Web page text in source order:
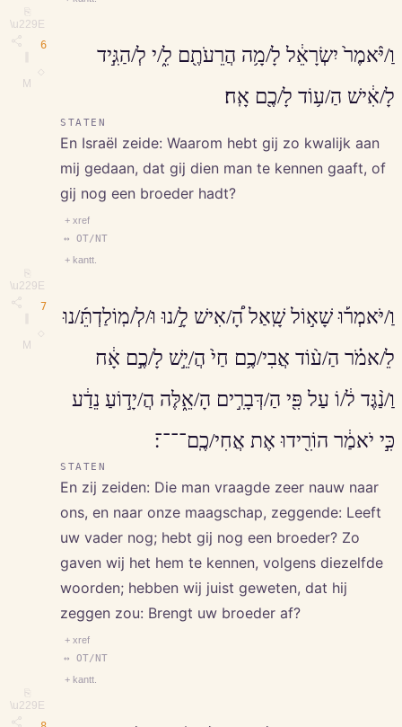
⎘
\u229E
M
6
⎘
\u229E
M
וַ/יֹּ֨אמֶר֙ יִשְׂרָאֵ֔ל לָ/מָ֥ה הֲרֵעֹתֶ֖ם לִ֑/י לְ/הַגִּ֣יד
לָ/אִ֔ישׁ הַ/ע֥וֹד לָ/כֶ֖ם אָֽח׃
STATEN
En Israël zeide: Waarom hebt gij zo kwalijk aan
mij gedaan, dat gij dien man te kennen gaaft, of
gij nog een broeder hadt?
+ xref
↔ OT/NT
+ kantt.
7
⎘
\u229E
וַ/יֹּאמְר֡וּ שָׁא֣וֹל שָֽׁאַל הָ֠/אִישׁ לָ֣/נוּ וּ/לְ/מֽוֹלַדְתֵּ֜/נוּ
לֵ/אמֹ֗ר הַ/ע֨וֹד אֲבִי/כֶ֥ם חַי֙ הֲ/יֵ֣שׁ לָ/כֶ֣ם אָ֔ח
וַ/נַ֨גֶּד ל֔/וֹ עַל פִּ֖י הַ/דְּבָרִ֣ים הָ/אֵ֑לֶּה הֲ/יָד֣וֹעַ נֵדַ֔ע
כִּ֣י יֹאמַ֔ר הוֹרִ֖ידוּ אֶת אֲחִי/כֶֽם־־־־׃
STATEN
En zij zeiden: Die man vraagde zeer nauw naar
ons, en naar onze maagschap, zeggende: Leeft
uw vader nog; hebt gij nog een broeder? Zo
gaven wij het hem te kennen, volgens diezelfde
woorden; hebben wij juist geweten, dat hij
zeggen zou: Brengt uw broeder af?
+ xref
↔ OT/NT
+ kantt.